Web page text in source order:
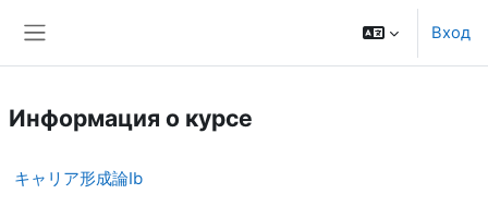
Вход
Информация о курсе
キャリア形成論Ⅰb